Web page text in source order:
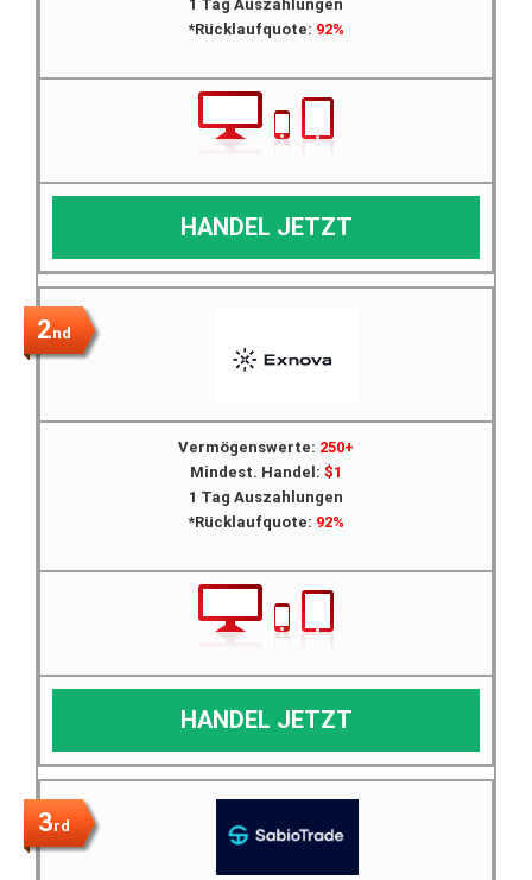
1 Tag Auszahlungen
*Rücklaufquote: 92%
HANDEL JETZT
2nd
Vermögenswerte: 250+
Mindest. Handel: $1
1 Tag Auszahlungen
*Rücklaufquote: 92%
HANDEL JETZT
3rd